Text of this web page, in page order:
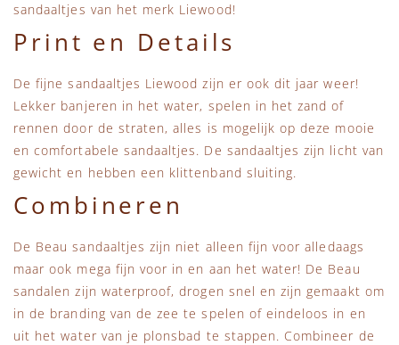
Piupiuchick
Sproet & Sprout
Tiny Cottons
sandaaltjes van het merk Liewood!
Print en Details
De fijne sandaaltjes Liewood zijn er ook dit jaar weer!
Lekker banjeren in het water, spelen in het zand of
rennen door de straten, alles is mogelijk op deze mooie
en comfortabele sandaaltjes. De sandaaltjes zijn licht van
gewicht en hebben een klittenband sluiting.
Combineren
De Beau sandaaltjes zijn niet alleen fijn voor alledaags
maar ook mega fijn voor in en aan het water! De Beau
sandalen zijn waterproof, drogen snel en zijn gemaakt om
in de branding van de zee te spelen of eindeloos in en
uit het water van je plonsbad te stappen. Combineer de